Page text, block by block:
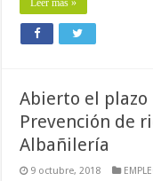
Abierto el
Prevención de
Albañilería
9 octubre, 2018